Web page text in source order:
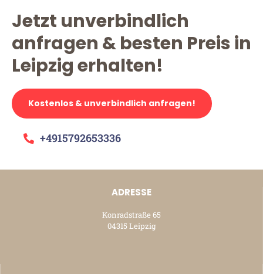
Jetzt unverbindlich
anfragen & besten Preis in
Leipzig erhalten!
Kostenlos & unverbindlich anfragen!
+4915792653336
ADRESSE
Konradstraße 65
04315 Leipzig